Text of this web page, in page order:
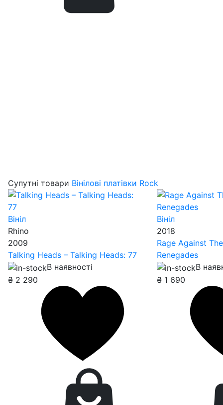
Супутні товари Вінілові платівки Rock
Вініл
Rhino
2009
Talking Heads – Talking Heads: 77
В наявності
₴ 2 290
Вініл
2018
Rage Against
Renegades
В
₴ 1 690